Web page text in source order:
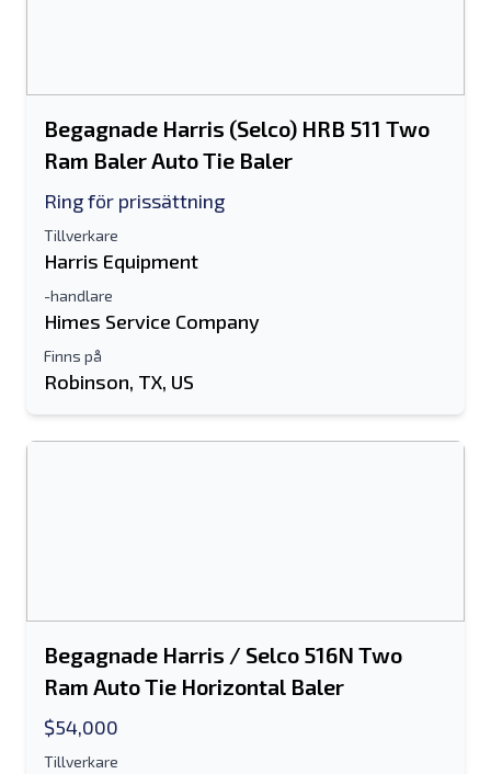
Begagnade Harris (Selco) HRB 511 Two
Ram Baler Auto Tie Baler
Ring för prissättning
Tillverkare
Harris Equipment
-handlare
Himes Service Company
Finns på
Robinson, TX, US
Begagnade Harris / Selco 516N Two
Ram Auto Tie Horizontal Baler
$54,000
Tillverkare